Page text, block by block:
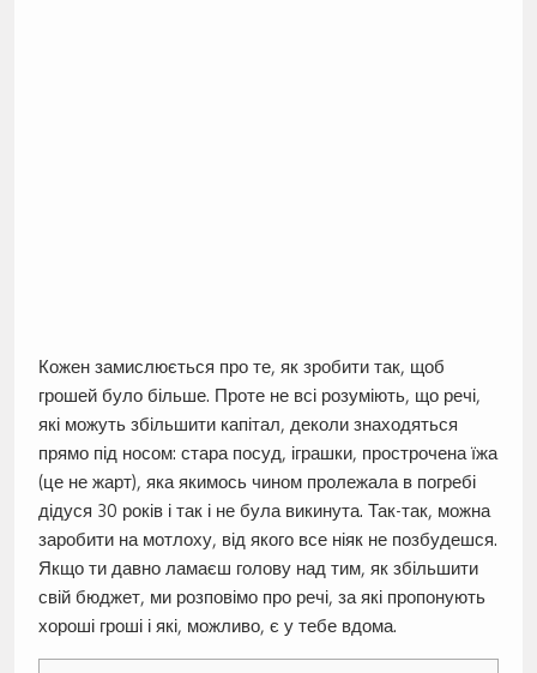
Кожен замислюється про те, як зробити так, щоб
грошей було більше. Проте не всі розуміють, що речі,
які можуть збільшити капітал, деколи знаходяться
прямо під носом: стара посуд, іграшки, прострочена їжа
(це не жарт), яка якимось чином пролежала в погребі
дідуся 30 років і так і не була викинута. Так-так, можна
заробити на мотлоху, від якого все ніяк не позбудешся.
Якщо ти давно ламаєш голову над тим, як збільшити
свій бюджет, ми розповімо про речі, за які пропонують
хороші гроші і які, можливо, є у тебе вдома.